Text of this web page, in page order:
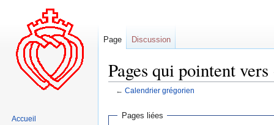
Pages qui pointent
← Calendrier grégorien
Aller
AllerPages liées
Page Discussion
Accueil